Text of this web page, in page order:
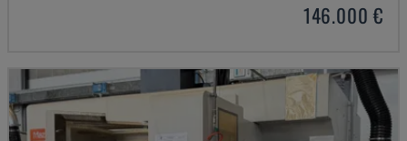
146.000 €